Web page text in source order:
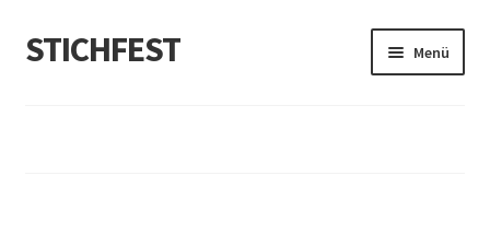
Zur
Navigation
Zum
Inhalt
STICHFEST Menü